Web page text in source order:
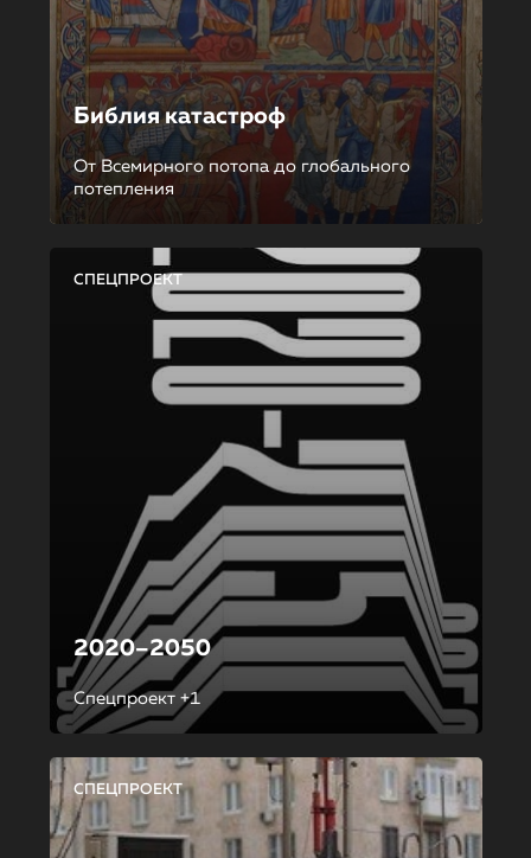
Библия катастроф
От Всемирного потопа до глобального
потепления
СПЕЦПРОЕКТ
2020–2050
Спецпроект +1
СПЕЦПРОЕКТ